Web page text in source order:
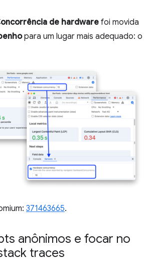
de hardware foi movida
para um lugar mais adequado: o
371463665.
anônimos e focar no
traces